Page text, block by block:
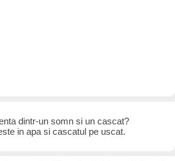
dintr-un somn si un cascat?
in apa si cascatul pe uscat.